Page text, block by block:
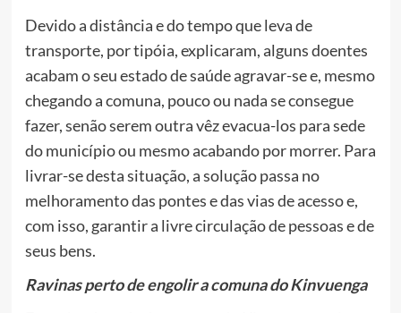
Devido a distância e do tempo que leva de
transporte, por tipóia, explicaram, alguns doentes
acabam o seu estado de saúde agravar-se e, mesmo
chegando a comuna, pouco ou nada se consegue
fazer, senão serem outra vêz evacua-los para sede
do município ou mesmo acabando por morrer. Para
livrar-se desta situação, a solução passa no
melhoramento das pontes e das vias de acesso e,
com isso, garantir a livre circulação de pessoas e de
seus bens.
Ravinas perto de engolir a comuna do Kinvuenga